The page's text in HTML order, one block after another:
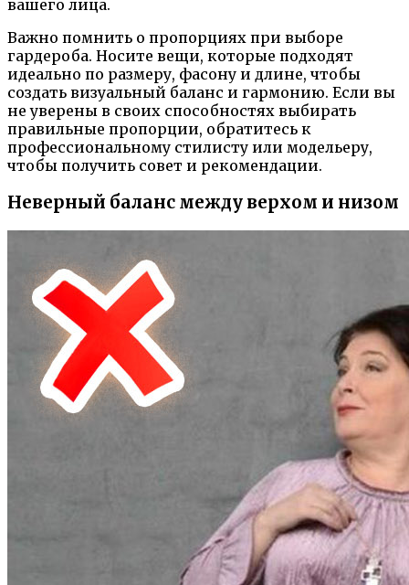
вашего лица.
Важно помнить о пропорциях при выборе
гардероба. Носите вещи, которые подходят
идеально по размеру, фасону и длине, чтобы
создать визуальный баланс и гармонию. Если вы
не уверены в своих способностях выбирать
правильные пропорции, обратитесь к
профессиональному стилисту или модельеру,
чтобы получить совет и рекомендации.
Неверный баланс между верхом и низом